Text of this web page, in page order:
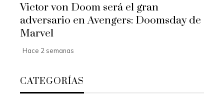
Victor von Doom será el gran
adversario en Avengers: Doomsday de
Marvel
Hace 2 semanas
CATEGORÍAS